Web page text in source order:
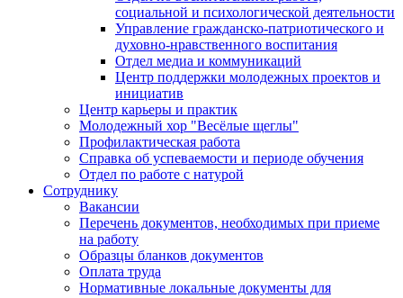
социальной и психологической деятельности
Управление гражданско-патриотического и
духовно-нравственного воспитания
Отдел медиа и коммуникаций
Центр поддержки молодежных проектов и
инициатив
Центр карьеры и практик
Молодежный хор "Весёлые щеглы"
Профилактическая работа
Справка об успеваемости и периоде обучения
Отдел по работе с натурой
Сотруднику
Вакансии
Перечень документов, необходимых при приеме
на работу
Образцы бланков документов
Оплата труда
Нормативные локальные документы для